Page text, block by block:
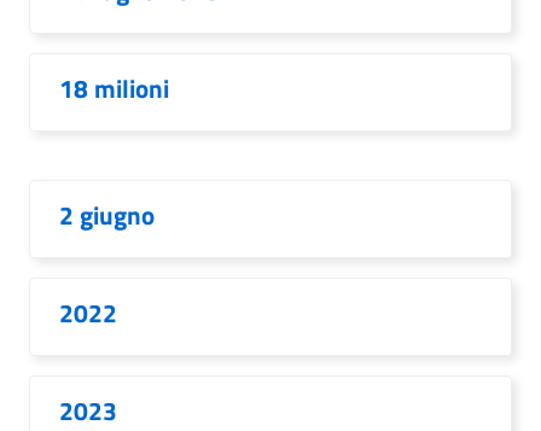
18 milioni
2 giugno
2022
2023